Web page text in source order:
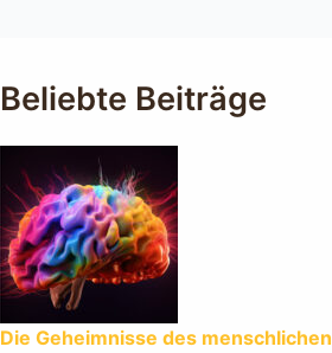
Beliebte Beiträge
Die Geheimnisse des menschlichen